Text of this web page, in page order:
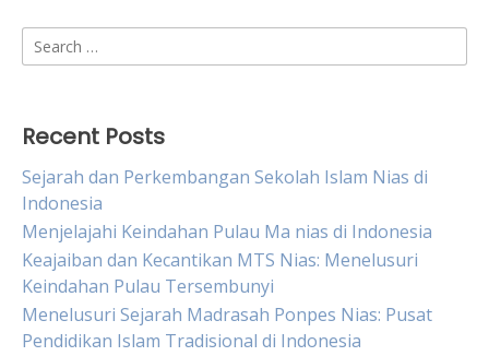
Search
for:
Recent Posts
Sejarah dan Perkembangan Sekolah Islam Nias di
Indonesia
Menjelajahi Keindahan Pulau Ma nias di Indonesia
Keajaiban dan Kecantikan MTS Nias: Menelusuri
Keindahan Pulau Tersembunyi
Menelusuri Sejarah Madrasah Ponpes Nias: Pusat
Pendidikan Islam Tradisional di Indonesia